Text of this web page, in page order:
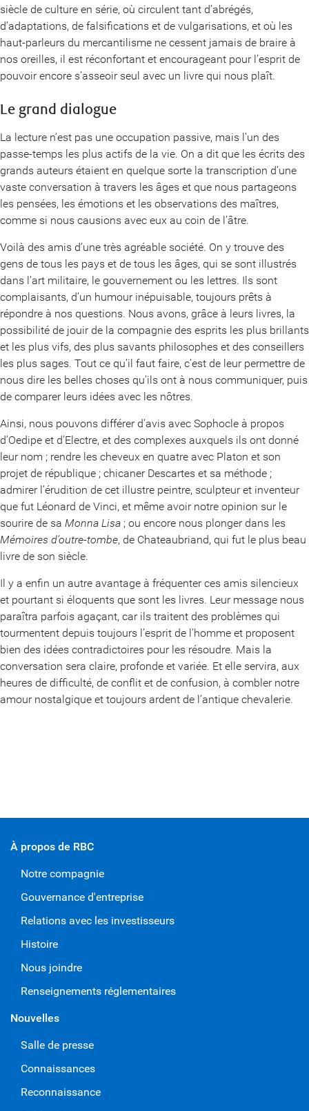
siècle de culture en série, où circulent tant d’abrégés,
d’adaptations, de falsifications et de vulgarisations, et où les
haut-parleurs du mercantilisme ne cessent jamais de braire à
nos oreilles, il est réconfortant et encourageant pour l’esprit de
pouvoir encore s’asseoir seul avec un livre qui nous plaît.
Le grand dialogue
La lecture n’est pas une occupation passive, mais l’un des
passe-temps les plus actifs de la vie. On a dit que les écrits des
grands auteurs étaient en quelque sorte la transcription d’une
vaste conversation à travers les âges et que nous partageons
les pensées, les émotions et les observations des maîtres,
comme si nous causions avec eux au coin de l’âtre.
Voilà des amis d’une très agréable société. On y trouve des
gens de tous les pays et de tous les âges, qui se sont illustrés
dans l’art militaire, le gouvernement ou les lettres. Ils sont
complaisants, d’un humour inépuisable, toujours prêts à
répondre à nos questions. Nous avons, grâce à leurs livres, la
possibilité de jouir de la compagnie des esprits les plus brillants
et les plus vifs, des plus savants philosophes et des conseillers
les plus sages. Tout ce qu’il faut faire, c’est de leur permettre de
nous dire les belles choses qu’ils ont à nous communiquer, puis
de comparer leurs idées avec les nôtres.
Ainsi, nous pouvons différer d’avis avec Sophocle à propos
d’Oedipe et d’Electre, et des complexes auxquels ils ont donné
leur nom ; rendre les cheveux en quatre avec Platon et son
projet de république ; chicaner Descartes et sa méthode ;
admirer l’érudition de cet illustre peintre, sculpteur et inventeur
que fut Léonard de Vinci, et même avoir notre opinion sur le
sourire de sa Monna Lisa ; ou encore nous plonger dans les
Mémoires d’outre-tombe, de Chateaubriand, qui fut le plus beau
livre de son siècle.
Il y a enfin un autre avantage à fréquenter ces amis silencieux
et pourtant si éloquents que sont les livres. Leur message nous
paraîtra parfois agaçant, car ils traitent des problèmes qui
tourmentent depuis toujours l’esprit de l’homme et proposent
bien des idées contradictoires pour les résoudre. Mais la
conversation sera claire, profonde et variée. Et elle servira, aux
heures de difficulté, de conflit et de confusion, à combler notre
amour nostalgique et toujours ardent de l’antique chevalerie.
À propos de RBC
Notre compagnie
Gouvernance d'entreprise
Relations avec les investisseurs
Histoire
Nous joindre
Renseignements réglementaires
Nouvelles
Salle de presse
Connaissances
Reconnaissance